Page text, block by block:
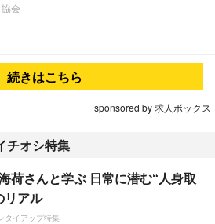
会
続きはこちら
sponsored by 求人ボックス
チオシ特集
荷さんと学ぶ 日常に潜む“人身取
リアル
タイアップ特集